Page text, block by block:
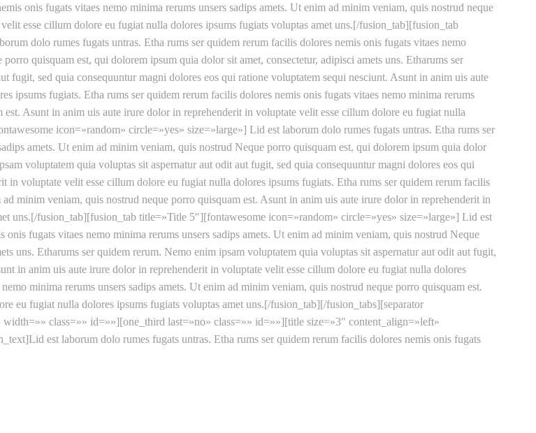
onis fugats vitaes nemo minima rerums unsers sadips amets. Ut enim ad minim veniam, quis nostrud neque
esse cillum dolore eu fugiat nulla dolores ipsums fugiats voluptas amet uns.[/fusion_tab][fusion_tab
dolo rumes fugats untras. Etha rums ser quidem rerum facilis dolores nemis onis fugats vitaes nemo
quisquam est, qui dolorem ipsum quia dolor sit amet, consectetur, adipisci amets uns. Etharums ser
fugit, sed quia consequuntur magni dolores eos qui ratione voluptatem sequi nesciunt. Asunt in anim uis aute
ipsums fugiats. Etha rums ser quidem rerum facilis dolores nemis onis fugats vitaes nemo minima rerums
Asunt in anim uis aute irure dolor in reprehenderit in voluptate velit esse cillum dolore eu fugiat nulla
icon=»random» circle=»yes» size=»large»] Lid est laborum dolo rumes fugats untras. Etha rums ser
amets. Ut enim ad minim veniam, quis nostrud Neque porro quisquam est, qui dolorem ipsum quia dolor
voluptatem quia voluptas sit aspernatur aut odit aut fugit, sed quia consequuntur magni dolores eos qui
voluptate velit esse cillum dolore eu fugiat nulla dolores ipsums fugiats. Etha rums ser quidem rerum facilis
minim veniam, quis nostrud neque porro quisquam est. Asunt in anim uis aute irure dolor in reprehenderit in
uns.[/fusion_tab][fusion_tab title=»Title 5″][fontawesome icon=»random» circle=»yes» size=»large»] Lid est
fugats vitaes nemo minima rerums unsers sadips amets. Ut enim ad minim veniam, quis nostrud Neque
uns. Etharums ser quidem rerum. Nemo enim ipsam voluptatem quia voluptas sit aspernatur aut odit aut fugit,
in anim uis aute irure dolor in reprehenderit in voluptate velit esse cillum dolore eu fugiat nulla dolores
minima rerums unsers sadips amets. Ut enim ad minim veniam, quis nostrud neque porro quisquam est.
eu fugiat nulla dolores ipsums fugiats voluptas amet uns.[/fusion_tab][/fusion_tabs][separator
class=»» id=»»][one_third last=»no» class=»» id=»»][title size=»3″ content_align=»left»
est laborum dolo rumes fugats untras. Etha rums ser quidem rerum facilis dolores nemis onis fugats